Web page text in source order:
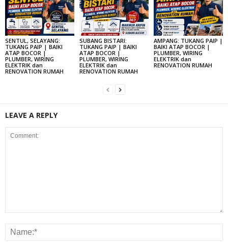
SENTUL, SELAYANG:
TUKANG PAIP | BAIKI
ATAP BOCOR |
PLUMBER, WIRING
ELEKTRIK dan
RENOVATION RUMAH
SUBANG BISTARI:
TUKANG PAIP | BAIKI
ATAP BOCOR |
PLUMBER, WIRING
ELEKTRIK dan
RENOVATION RUMAH
AMPANG: TUKANG PAIP |
BAIKI ATAP BOCOR |
PLUMBER, WIRING
ELEKTRIK dan
RENOVATION RUMAH
LEAVE A REPLY